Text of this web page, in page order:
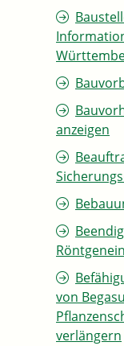
anzeigen
von
verlängern